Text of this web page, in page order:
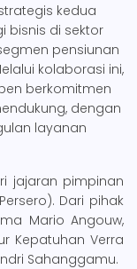
kedua
bisnis di sektor
pensiunan
kolaborasi ini,
berkomitmen
dengan
layanan
jajaran pimpinan
Dari pihak
Mario Angouw,
Kepatuhan Verra
Sahanggamu.